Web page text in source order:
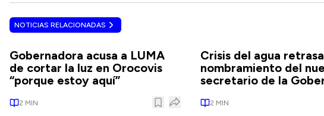
NOTICIAS RELACIONADAS
Gobernadora acusa a LUMA
de cortar la luz en Orocovis
“porque estoy aquí”
2 MIN
Crisis del agua retrasa
nombramiento del
secretario de la
2 MIN